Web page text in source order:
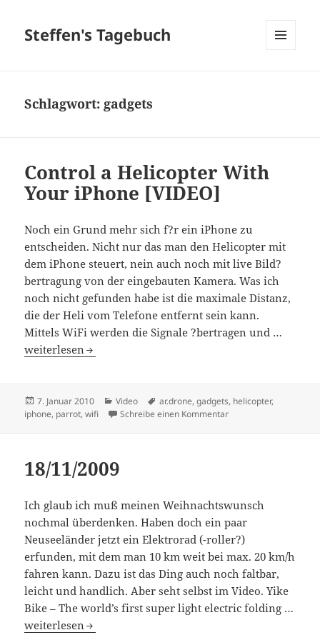
Steffen's Tagebuch
Schlagwort: gadgets
Control a Helicopter With
Your iPhone [VIDEO]
Noch ein Grund mehr sich f?r ein iPhone zu
entscheiden. Nicht nur das man den Helicopter mit
dem iPhone steuert, nein auch noch mit live Bild?
bertragung von der eingebauten Kamera. Was ich
noch nicht gefunden habe ist die maximale Distanz,
die der Heli vom Telefone entfernt sein kann.
Mittels WiFi werden die Signale ?bertragen und …
Control a Helicopter With Your iPhone [VIDEO]
weiterlesen
Veröffentlicht
am
7. Januar 2010 Kategorien
Video Schlagwörter
ar.drone,gadgets, helicopter,
iphone, parrot,wifi Schreibe einen Kommentarzu Control a
18/11/2009
Ich glaub ich muß meinen Weihnachtswunsch
nochmal überdenken. Haben doch ein paar
Neuseeländer jetzt ein Elektrorad (-roller?)
erfunden, mit dem man 10 km weit bei max. 20 km/h
fahren kann. Dazu ist das Ding auch noch faltbar,
leicht und handlich. Aber seht selbst im Video. Yike
Bike – The world’s first super light electric folding …
18/11/2009
weiterlesen